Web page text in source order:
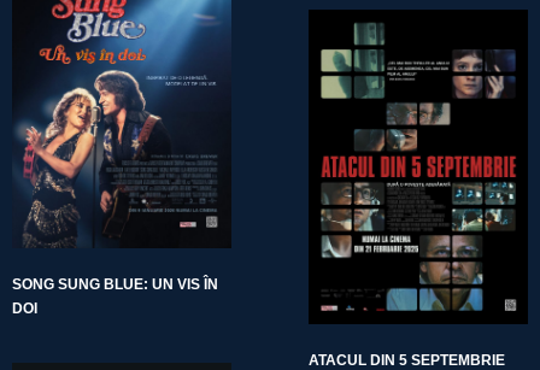
SONG SUNG BLUE: UN VIS ÎN
DOI
ATACUL DIN 5 SEPTEMBRIE